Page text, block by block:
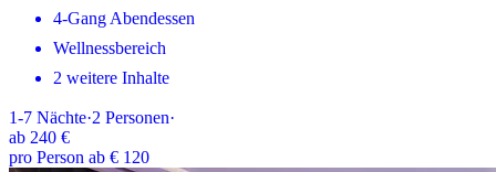
4-Gang Abendessen
Wellnessbereich
2 weitere Inhalte
1-7 Nächte·2 Personen·
ab 240 €
pro Person ab € 120